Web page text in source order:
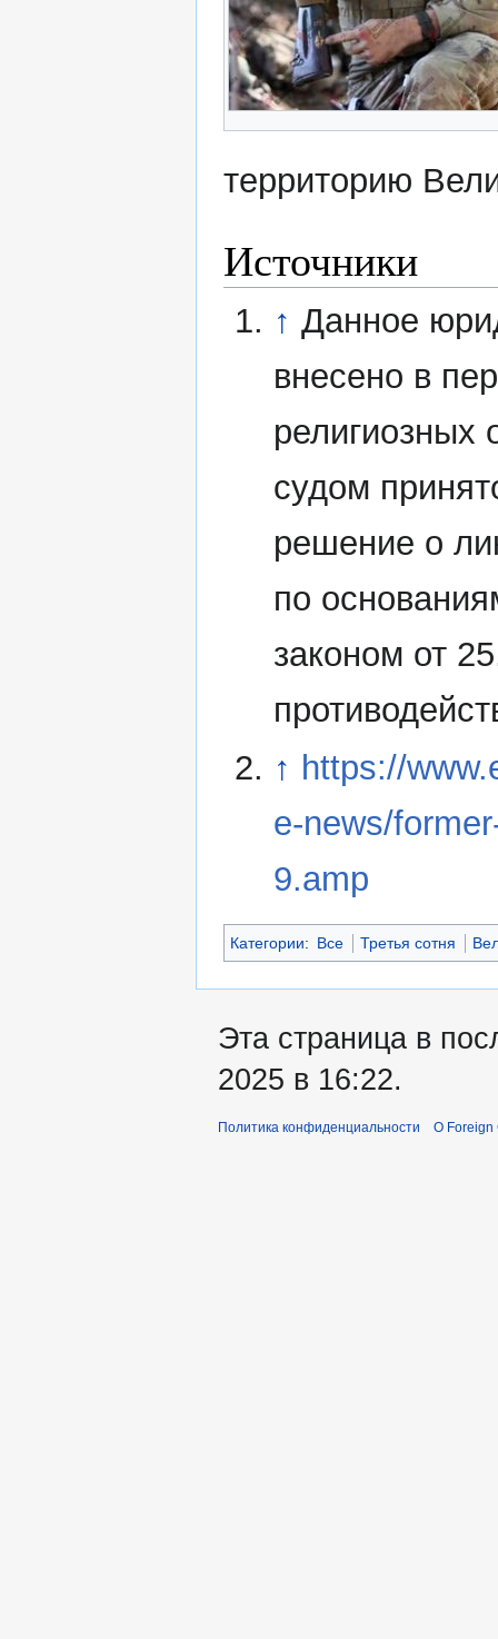
территорию
Источники
↑ Данное
внесено в
религиозных
судом
решение о
по
законом от
↑ https://
e-news/
9.amp
Категории: Все Третья сотня
Эта страница в
2025 в 16:22.
Политика конфиденциальности О Foreign